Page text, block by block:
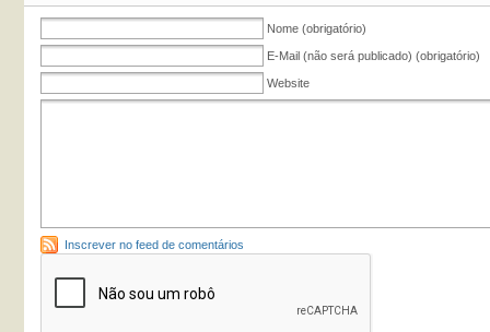
Nome (obrigatório)
E-Mail (não será publicado) (obrigatório)
Website
Inscrever no feed de comentários